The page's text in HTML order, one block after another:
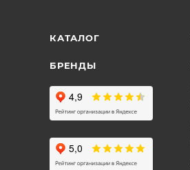
КАТАЛОГ
БРЕНДЫ